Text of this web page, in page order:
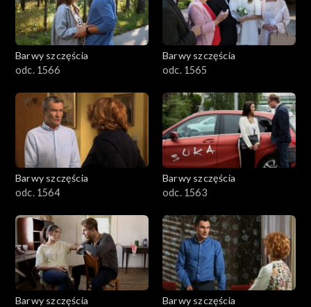
Barwy szczęścia
odc. 1566
Barwy szczęścia
odc. 1565
Barwy szczęścia
odc. 1564
Barwy szczęścia
odc. 1563
Barwy szczęścia
Barwy szczęścia